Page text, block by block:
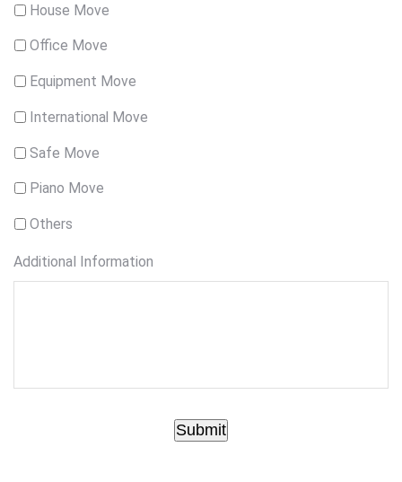
House Move
Office Move
Equipment Move
International Move
Safe Move
Piano Move
Others
Additional Information
Submit